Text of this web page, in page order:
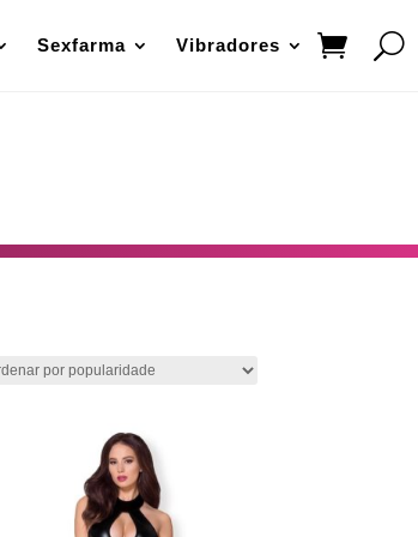
Sexfarma Vibradores